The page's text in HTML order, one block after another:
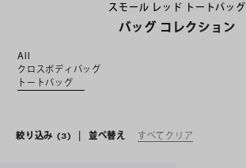
スモール レッド トートバッグ
バッグ コレクション
All
クロスボディバッグ
トートバッグ
絞り込み (3) | 並べ替え すべてクリア